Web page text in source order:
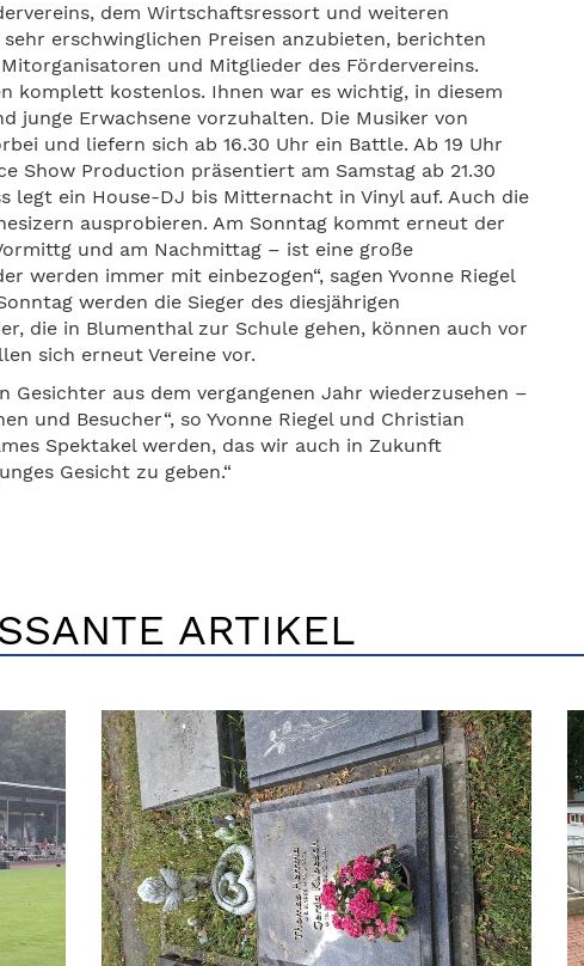
dem Wirtschaftsressort und weiteren
erschwinglichen Preisen anzubieten, berichten
und Mitglieder des Fördervereins.
komplett kostenlos. Ihnen war es wichtig, in diesem
junge Erwachsene vorzuhalten. Die Musiker von
und liefern sich ab 16.30 Uhr ein Battle. Ab 19 Uhr
Show Production präsentiert am Samstag ab 21.30
legt ein House-DJ bis Mitternacht in Vinyl auf. Auch die
ausprobieren. Am Sonntag kommt erneut der
und am Nachmittag – ist eine große
werden immer mit einbezogen“, sagen Yvonne Riegel
werden die Sieger des diesjährigen
die in Blumenthal zur Schule gehen, können auch vor
sich erneut Vereine vor.
Gesichter aus dem vergangenen Jahr wiederzusehen –
und Besucher“, so Yvonne Riegel und Christian
Spektakel werden, das wir auch in Zukunft
Gesicht zu geben.“
ARTIKEL